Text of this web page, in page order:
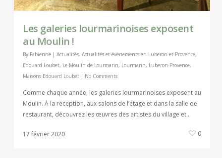
Les galeries lourmarinoises exposent
au Moulin !
By Fabienne | Actualités, Actualités et évènements en Luberon et Provence,
Edouard Loubet, Le Moulin de Lourmarin, Lourmarin, Luberon-Provence,
Maisons Edouard Loubet | No Comments
Comme chaque année, les galeries lourmarinoises exposent au
Moulin. À la réception, aux salons de l’étage et dans la salle de
restaurant, découvrez les œuvres des artistes du village et…
17 février 2020 0